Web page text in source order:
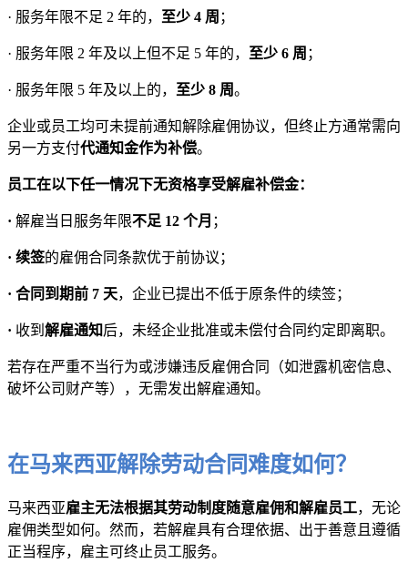
· 服务年限不足 2 年的， 至少 4 周 ；
· 服务年限 2 年及以上但不足 5 年的， 至少 6 周 ；
· 服务年限 5 年及以上的， 至少 8 周。
企业或员工均可未提前通知解除雇佣协议，但终止方通常需向
另一方支付代通知金作为补偿。
员工在以下任一情况下无资格享受解雇补偿金：
· 解雇当日服务年限不足 12 个月 ；
· 续签的雇佣合同条款优于前协议；
· 合同到期前 7 天，企业已提出不低于原条件的续签；
· 收到 解雇通知后，未经企业批准或未偿付合同约定即离职。
若存在严重不当行为或涉嫌违反雇佣合同（如泄露机密信息、
破坏公司财产等），无需发出解雇通知。
在马来西亚解除劳动合同难度如何？
马来西亚雇主无法根据其劳动制度随意雇佣和解雇员工，无论
雇佣类型如何。然而，若解雇具有合理依据、出于善意且遵循
正当程序，雇主可终止员工服务。